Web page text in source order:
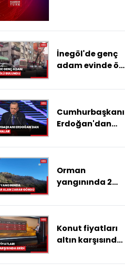
İnegöl'de genç
adam evinde ölü
Cumhurbaşkanı
Erdoğan'dan
Orman
yangınında 2
zarar gördü
Konut fiyatları
altın karşısında